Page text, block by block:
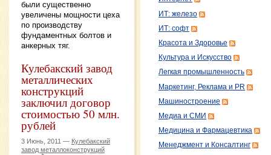
были существенно
увеличены мощности цеха
по производству
фундаментных болтов и
анкерных тяг.
Кулебакский завод
металлических
конструкций
заключил договор
стоимостью 50 млн.
рублей
3 Июнь, 2011 — Кулебакский
завод металлоконструкций
ИТ: железо
ИТ: софт
Красота и Здоровье
Культура и Искусство
Легкая промышленность
Маркетинг, Реклама и PR
Машиностроение
Медиа и СМИ
Медицина и Фармацевтика
Менеджмент и Консалтинг